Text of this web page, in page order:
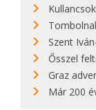
Kullancsok
Tombolnak
Szent
Ősszel
Graz
Már 200